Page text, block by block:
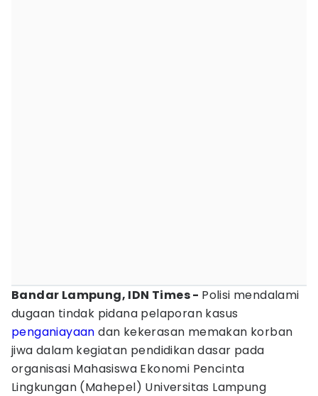
Bandar Lampung, IDN Times - Polisi mendalami
dugaan tindak pidana pelaporan kasus
penganiayaan dan kekerasan memakan korban
jiwa dalam kegiatan pendidikan dasar pada
organisasi Mahasiswa Ekonomi Pencinta
Lingkungan (Mahepel) Universitas Lampung